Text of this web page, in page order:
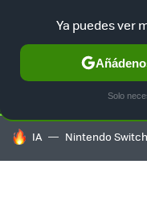
SELECCIÓN GAMING
HOY SE HABLA DE
IA Nintendo Switch
Ya puedes ver
Solo